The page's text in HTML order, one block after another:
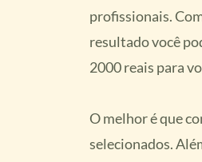
profissionais.
resultado você
2000 reais para
O melhor é que
selecionados.